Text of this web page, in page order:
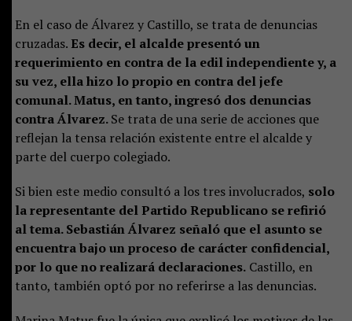
En el caso de Álvarez y Castillo, se trata de denuncias
cruzadas. Es decir, el alcalde presentó un
requerimiento en contra de la edil independiente y, a
su vez, ella hizo lo propio en contra del jefe
comunal. Matus, en tanto, ingresó dos denuncias
contra Álvarez.Se trata de una serie de acciones que
reflejan la tensa relación existente entre el alcalde y
parte del cuerpo colegiado.
Si bien este medio consultó a los tres involucrados, solo
la representante del Partido Republicano se refirió
al tema. Sebastián Álvarez señaló que el asunto se
encuentra bajo un proceso de carácter confidencial,
por lo que no realizará declaraciones.Castillo, en
tanto, también optó por no referirse a las denuncias.